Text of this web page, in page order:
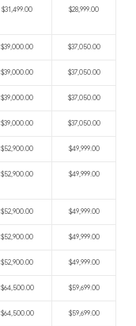
$31,499.00 $28,999.00
$39,000.00 $37,050.00
$39,000.00 $37,050.00
$39,000.00 $37,050.00
$39,000.00 $37,050.00
$52,900.00 $49,999.00
$52,900.00 $49,999.00
$52,900.00 $49,999.00
$52,900.00 $49,999.00
$52,900.00 $49,999.00
$64,500.00 $59,699.00
$64,500.00 $59,699.00